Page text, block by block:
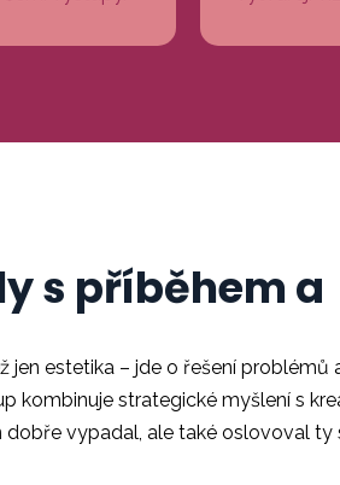
s příběhem a
jen estetika – jde o řešení problémů
kombinuje strategické myšlení s
dobře vypadal, ale také oslovoval ty